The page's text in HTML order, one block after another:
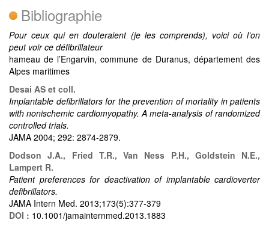
Bibliographie
Pour ceux qui en douteraient (je les comprends), voici où l’on
peut voir ce défibrillateur
hameau de l’Engarvin, commune de Duranus, département des
Alpes maritimes
Desai AS et coll.
Implantable defibrillators for the prevention of mortality in patients
with nonischemic cardiomyopathy. A meta-analysis of randomized
controlled trials.
JAMA 2004; 292: 2874-2879.
Dodson J.A., Fried T.R., Van Ness P.H., Goldstein N.E.,
Lampert R.
Patient preferences for deactivation of implantable cardioverter
defibrillators.
JAMA Intern Med. 2013;173(5):377-379
DOI : 10.1001/jamainternmed.2013.1883